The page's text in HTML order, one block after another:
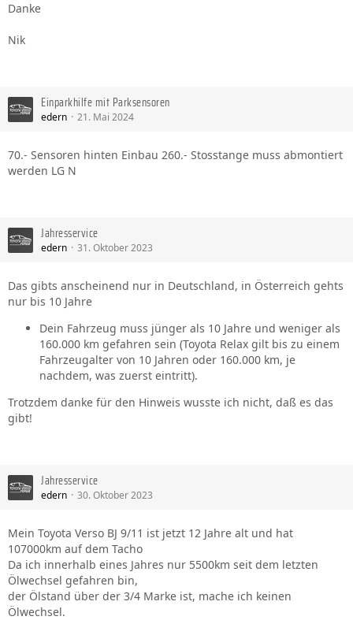
Danke
Nik
Einparkhilfe mit Parksensoren
edern 21. Mai 2024
70.- Sensoren hinten Einbau 260.- Stosstange muss abmontiert
werden LG N
Jahresservice
edern 31. Oktober 2023
Das gibts anscheinend nur in Deutschland, in Österreich gehts
nur bis 10 Jahre
Dein Fahrzeug muss jünger als 10 Jahre und weniger als
160.000 km gefahren sein (Toyota Relax gilt bis zu einem
Fahrzeugalter von 10 Jahren oder 160.000 km, je
nachdem, was zuerst eintritt).
Trotzdem danke für den Hinweis wusste ich nicht, daß es das
gibt!
Jahresservice
edern 30. Oktober 2023
Mein Toyota Verso BJ 9/11 ist jetzt 12 Jahre alt und hat
107000km auf dem Tacho
Da ich innerhalb eines Jahres nur 5500km seit dem letzten
Ölwechsel gefahren bin,
der Ölstand über der 3/4 Marke ist, mache ich keinen
Ölwechsel.